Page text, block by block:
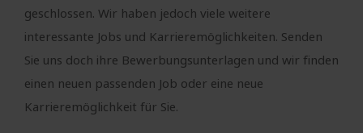
geschlossen. Wir haben jedoch viele weitere
interessante Jobs und Karrieremöglichkeiten. Senden
Sie uns doch ihre Bewerbungsunterlagen und wir finden
einen neuen passenden Job oder eine neue
Karrieremöglichkeit für Sie.